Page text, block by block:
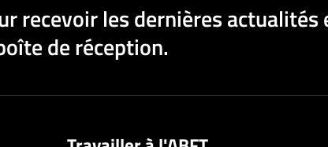
recevoir les dernières actualités
de réception.